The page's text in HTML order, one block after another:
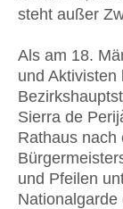
steht außer
Als am 18.
und
Sierra de
Rathaus nach
und Pfeilen